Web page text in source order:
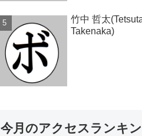
竹中 哲太
Takenaka)
今月のアクセスランキ